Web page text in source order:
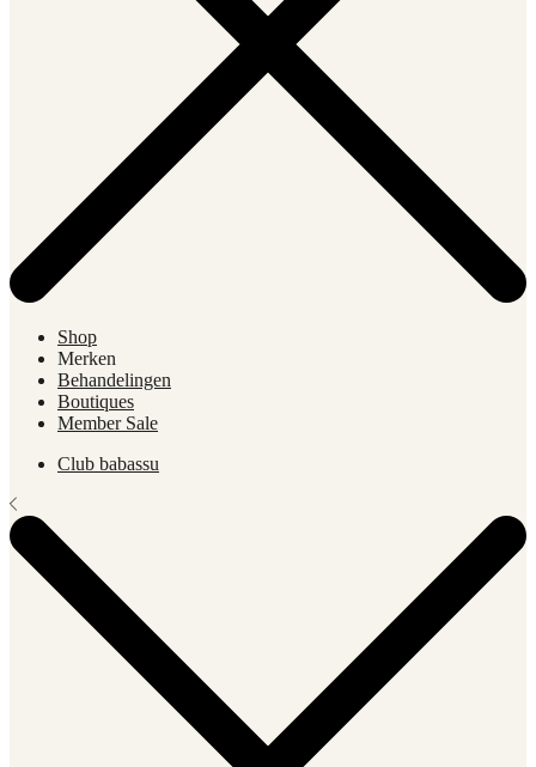
Shop
Merken
Behandelingen
Boutiques
Member Sale
Club babassu